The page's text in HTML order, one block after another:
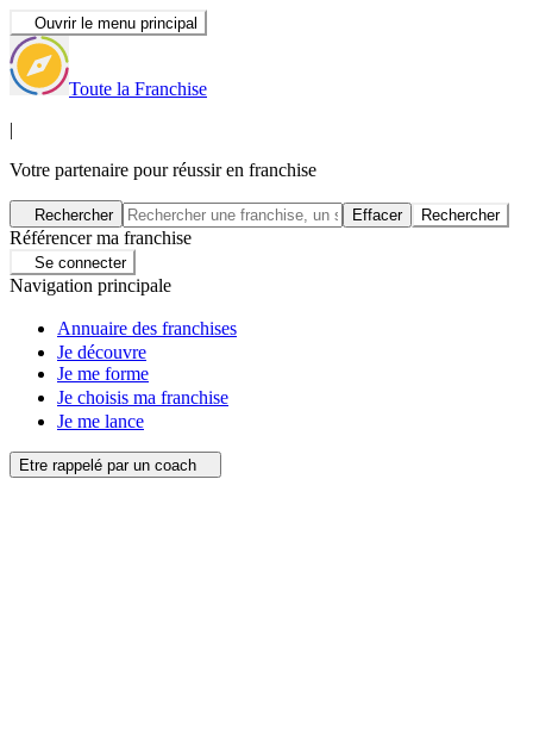
Ouvrir le menu principal
Toute la Franchise
|
Votre partenaire pour réussir en franchise
Rechercher Effacer Rechercher
Référencer ma franchise
Se connecter
Navigation principale
Annuaire des franchises
Je découvre
Je me forme
Je choisis ma franchise
Je me lance
Etre rappelé par un coach